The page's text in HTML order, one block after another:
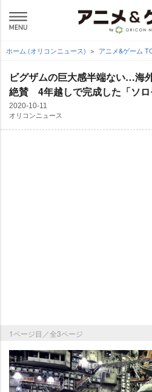
ホーム (オリコンニュース) アニメ&ゲーム
ビグザムの巨大感半端ない…海
絶賛 4年越しで完成した「ソロ
2020-10-11
オリコンニュース
1ページ目／全3ページ